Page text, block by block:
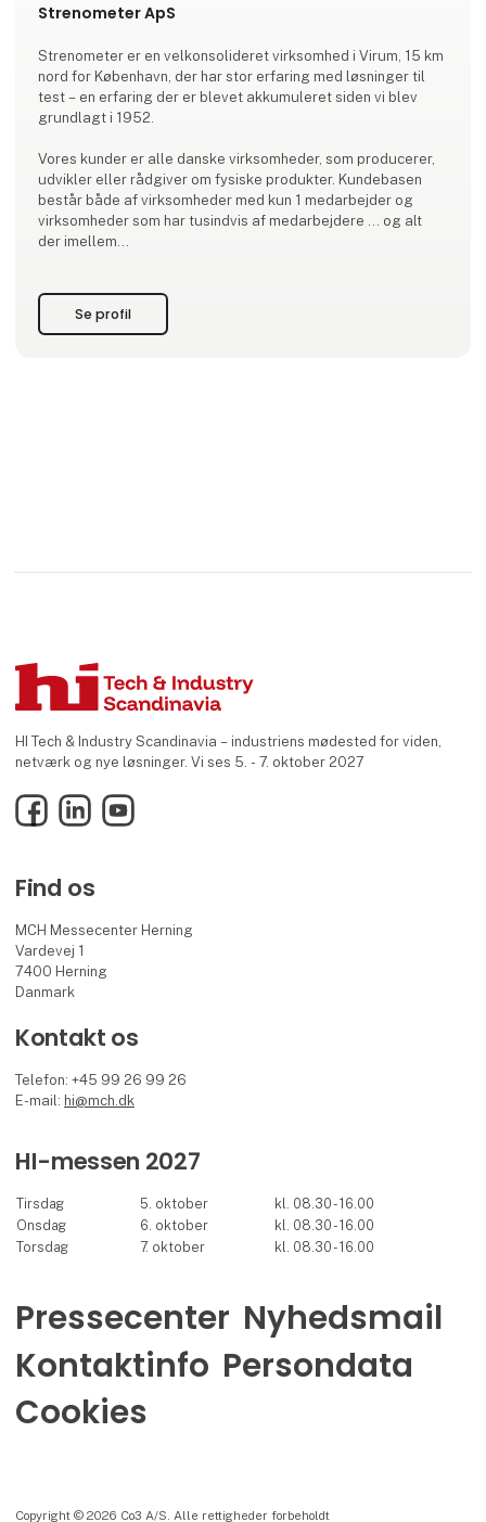
Strenometer ApS
Strenometer er en velkonsolideret virksomhed i Virum, 15 km
nord for København, der har stor erfaring med løsninger til
test – en erfaring der er blevet akkumuleret siden vi blev
grundlagt i 1952.
Vores kunder er alle danske virksomheder, som producerer,
udvikler eller rådgiver om fysiske produkter. Kundebasen
består både af virksomheder med kun 1 medarbejder og
virksomheder som har tusindvis af medarbejdere ... og alt
der imellem...
Se profil
HI Tech & Industry Scandinavia – industriens mødested for viden,
netværk og nye løsninger. Vi ses 5. - 7. oktober 2027
FacebookLinkedInYouTube
Find os
MCH Messecenter Herning
Vardevej 1
7400 Herning
Danmark
Kontakt os
Telefon: +45 99 26 99 26
E-mail: hi@mch.dk
HI-messen 2027
Tirsdag 5. oktober
kl. 08.30 - 16.00
Onsdag
6. oktober
kl. 08.30 - 16.00
Torsdag
7. oktober kl. 08.30 - 16.00
Pressecenter Nyhedsmail
Kontaktinfo Persondata
Cookies
Copyright © 2026 Co3 A/S. Alle rettigheder forbeholdt